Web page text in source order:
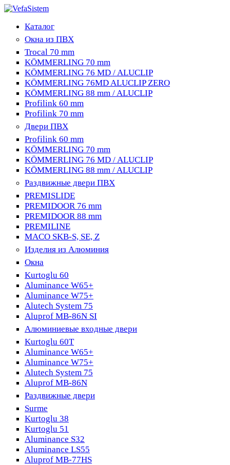
Каталог
Окна из ПВХ
Trocal 70 mm
KÖMMERLING 70 mm
KÖMMERLING 76 MD / ALUCLIP
KÖMMERLING 76MD ALUCLIP ZERO
KÖMMERLING 88 mm / ALUCLIP
Profilink 60 mm
Profilink 70 mm
Двери ПВХ
Profilink 60 mm
KÖMMERLING 70 mm
KÖMMERLING 76 MD / ALUCLIP
KÖMMERLING 88 mm / ALUCLIP
Раздвижные двери ПВХ
PREMISLIDE
PREMIDOOR 76 mm
PREMIDOOR 88 mm
PREMILINE
MACO SKB-S, SE, Z
Изделия из Алюминия
Окна
Kurtoglu 60
Aluminance W65+
Aluminance W75+
Alutech System 75
Aluprof MB-86N SI
Алюминиевые входные двери
Kurtoglu 60T
Aluminance W65+
Aluminance W75+
Alutech System 75
Aluprof MB-86N
Раздвижные двери
Surme
Kurtoglu 38
Kurtoglu 51
Aluminance S32
Aluminance LS55
Aluprof MB-77HS